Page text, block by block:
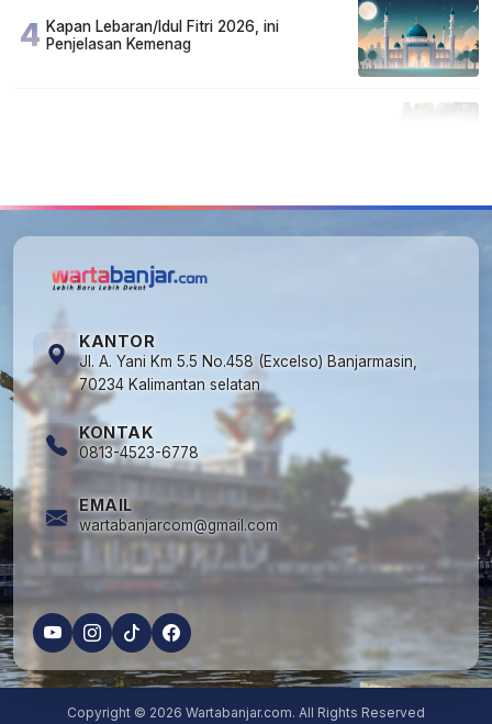
4 Kapan Lebaran/Idul Fitri 2026, ini
Penjelasan Kemenag
KANTOR
Jl. A. Yani Km 5.5 No.458 (Excelso) Banjarmasin,
70234 Kalimantan selatan
KONTAK
0813-4523-6778
EMAIL
wartabanjarcom@gmail.com
Copyright © 2026 Wartabanjar.com. All Rights Reserved